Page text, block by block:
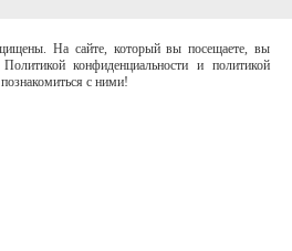
На сайте, который вы посещаете, вы
конфиденциальности и политикой
с ними!